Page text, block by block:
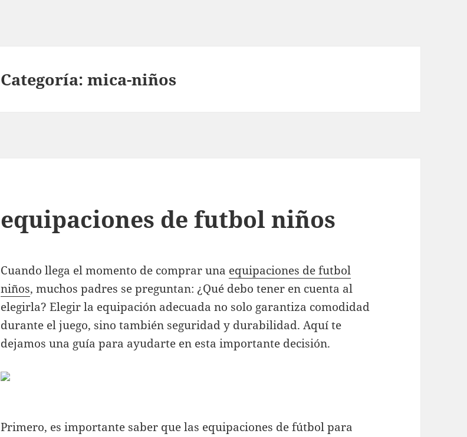
Categoría:mica-niños
equipaciones de futbol niños
Cuando llega el momento de comprar una equipaciones de futbol
niños, muchos padres se preguntan: ¿Qué debo tener en cuenta al
elegirla? Elegir la equipación adecuada no solo garantiza comodidad
durante el juego, sino también seguridad y durabilidad. Aquí te
dejamos una guía para ayudarte en esta importante decisión.
Primero, es importante saber que las equipaciones de fútbol para